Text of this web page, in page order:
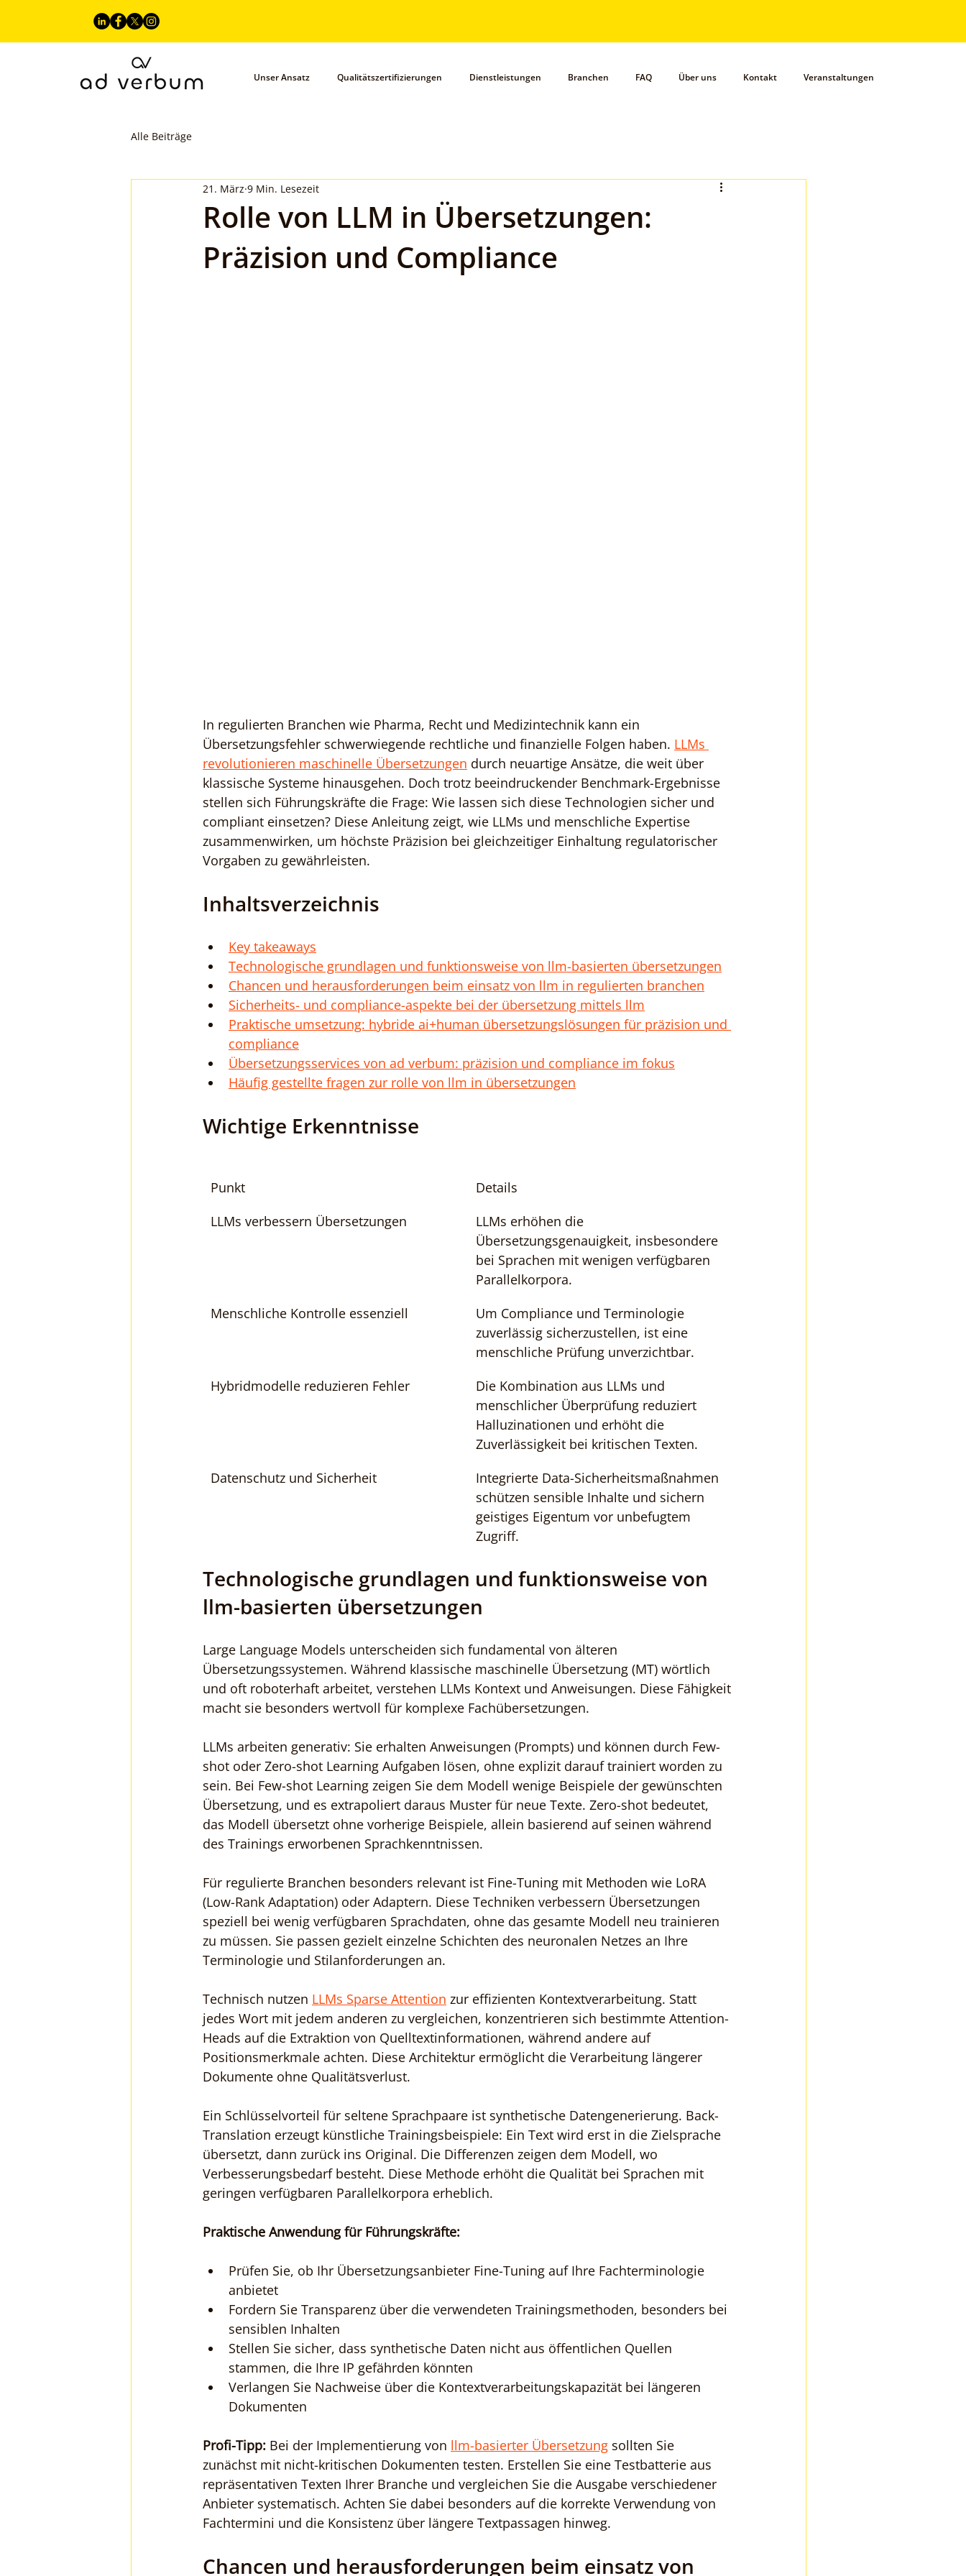
Unser Ansatz Qualitätszertifizierungen Dienstleistungen Branchen FAQ Über uns Kontakt Veranstaltungen
Alle Beiträge
Rolle von LLM in Übersetzungen:
Präzision und Compliance
21. März 9 Min. Lesezeit
In regulierten Branchen wie Pharma, Recht und Medizintechnik kann ein
Übersetzungsfehler schwerwiegende rechtliche und finanzielle Folgen haben. LLMs
revolutionieren maschinelle Übersetzungen durch neuartige Ansätze, die weit über
klassische Systeme hinausgehen. Doch trotz beeindruckender Benchmark-Ergebnisse
stellen sich Führungskräfte die Frage: Wie lassen sich diese Technologien sicher und
compliant einsetzen? Diese Anleitung zeigt, wie LLMs und menschliche Expertise
zusammenwirken, um höchste Präzision bei gleichzeitiger Einhaltung regulatorischer
Vorgaben zu gewährleisten.
Inhaltsverzeichnis
Key takeaways
Technologische grundlagen und funktionsweise von llm-basierten übersetzungen
Chancen und herausforderungen beim einsatz von llm in regulierten branchen
Sicherheits- und compliance-aspekte bei der übersetzung mittels llm
Praktische umsetzung: hybride ai+human übersetzungslösungen für präzision und
compliance
Übersetzungsservices von ad verbum: präzision und compliance im fokus
Häufig gestellte fragen zur rolle von llm in übersetzungen
Wichtige Erkenntnisse
Punkt
Details
LLMs verbessern Übersetzungen
LLMs erhöhen die
Übersetzungsgenauigkeit, insbesondere
bei Sprachen mit wenigen verfügbaren
Parallelkorpora.
Menschliche Kontrolle essenziell
Um Compliance und Terminologie
zuverlässig sicherzustellen, ist eine
menschliche Prüfung unverzichtbar.
Hybridmodelle reduzieren Fehler
Die Kombination aus LLMs und
menschlicher Überprüfung reduziert
Halluzinationen und erhöht die
Zuverlässigkeit bei kritischen Texten.
Datenschutz und Sicherheit
Integrierte Data-Sicherheitsmaßnahmen
schützen sensible Inhalte und sichern
geistiges Eigentum vor unbefugtem
Zugriff.
Technologische grundlagen und funktionsweise von
llm-basierten übersetzungen
Large Language Models unterscheiden sich fundamental von älteren
Übersetzungssystemen. Während klassische maschinelle Übersetzung (MT) wörtlich
und oft roboterhaft arbeitet, verstehen LLMs Kontext und Anweisungen. Diese Fähigkeit
macht sie besonders wertvoll für komplexe Fachübersetzungen.
LLMs arbeiten generativ: Sie erhalten Anweisungen (Prompts) und können durch Few-
shot oder Zero-shot Learning Aufgaben lösen, ohne explizit darauf trainiert worden zu
sein. Bei Few-shot Learning zeigen Sie dem Modell wenige Beispiele der gewünschten
Übersetzung, und es extrapoliert daraus Muster für neue Texte. Zero-shot bedeutet,
das Modell übersetzt ohne vorherige Beispiele, allein basierend auf seinen während
des Trainings erworbenen Sprachkenntnissen.
Für regulierte Branchen besonders relevant ist Fine-Tuning mit Methoden wie LoRA
(Low-Rank Adaptation) oder Adaptern. Diese Techniken verbessern Übersetzungen
speziell bei wenig verfügbaren Sprachdaten, ohne das gesamte Modell neu trainieren
zu müssen. Sie passen gezielt einzelne Schichten des neuronalen Netzes an Ihre
Terminologie und Stilanforderungen an.
Technisch nutzen LLMs Sparse Attention zur effizienten Kontextverarbeitung. Statt
jedes Wort mit jedem anderen zu vergleichen, konzentrieren sich bestimmte Attention-
Heads auf die Extraktion von Quelltextinformationen, während andere auf
Positionsmerkmale achten. Diese Architektur ermöglicht die Verarbeitung längerer
Dokumente ohne Qualitätsverlust.
Ein Schlüsselvorteil für seltene Sprachpaare ist synthetische Datengenerierung. Back-
Translation erzeugt künstliche Trainingsbeispiele: Ein Text wird erst in die Zielsprache
übersetzt, dann zurück ins Original. Die Differenzen zeigen dem Modell, wo
Verbesserungsbedarf besteht. Diese Methode erhöht die Qualität bei Sprachen mit
geringen verfügbaren Parallelkorpora erheblich.
Praktische Anwendung für Führungskräfte:
Prüfen Sie, ob Ihr Übersetzungsanbieter Fine-Tuning auf Ihre Fachterminologie
anbietet
Fordern Sie Transparenz über die verwendeten Trainingsmethoden, besonders bei
sensiblen Inhalten
Stellen Sie sicher, dass synthetische Daten nicht aus öffentlichen Quellen
stammen, die Ihre IP gefährden könnten
Verlangen Sie Nachweise über die Kontextverarbeitungskapazität bei längeren
Dokumenten
Profi-Tipp: Bei der Implementierung von llm-basierter Übersetzung sollten Sie
zunächst mit nicht-kritischen Dokumenten testen. Erstellen Sie eine Testbatterie aus
repräsentativen Texten Ihrer Branche und vergleichen Sie die Ausgabe verschiedener
Anbieter systematisch. Achten Sie dabei besonders auf die korrekte Verwendung von
Fachtermini und die Konsistenz über längere Textpassagen hinweg.
Chancen und herausforderungen beim einsatz von